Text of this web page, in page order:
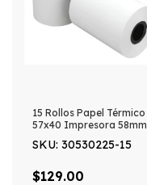
15 Rollos Papel Térmico
57x40 Impresora 58mm
SKU: 30530225-15
$129.00